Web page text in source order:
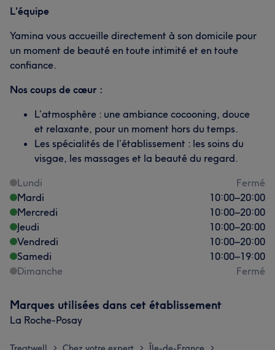
L'équipe
Yamina vous accueille directement à son domicile pour
un moment de beauté en toute intimité et en toute
confiance.
Nos coups de cœur :
L’atmosphère : une ambiance cocooning, douce
et relaxante, pour un moment hors du temps.
Les spécialités de l’établissement : les soins du
visgae, les massages et la beauté du regard.
Lundi
Fermé
Mardi
10:00–20:00
Mercredi
10:00–20:00
Jeudi
10:00–20:00
Vendredi
10:00–20:00
Samedi
10:00–19:00
Dimanche
Fermé
Marques utilisées dans cet établissement
La Roche-Posay
> > >